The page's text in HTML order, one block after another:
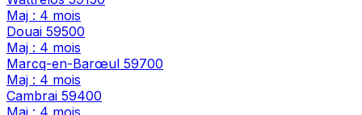
Maj : 4 mois
Douai 59500
Maj : 4 mois
Marcq-en-Barœul 59700
Maj : 4 mois
Cambrai 59400
Maj : 4 mois